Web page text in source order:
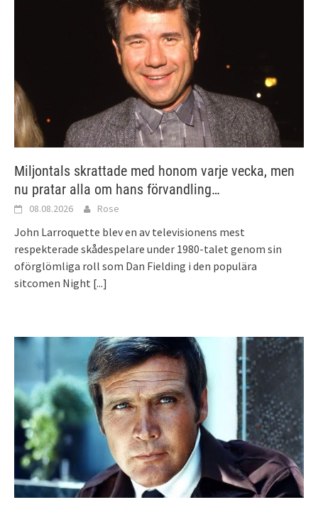
Miljontals skrattade med honom varje vecka, men
nu pratar alla om hans förvandling…
08.08.2026 Rose
John Larroquette blev en av televisionens mest
respekterade skådespelare under 1980-talet genom sin
oförglömliga roll som Dan Fielding i den populära
sitcomen Night [...]